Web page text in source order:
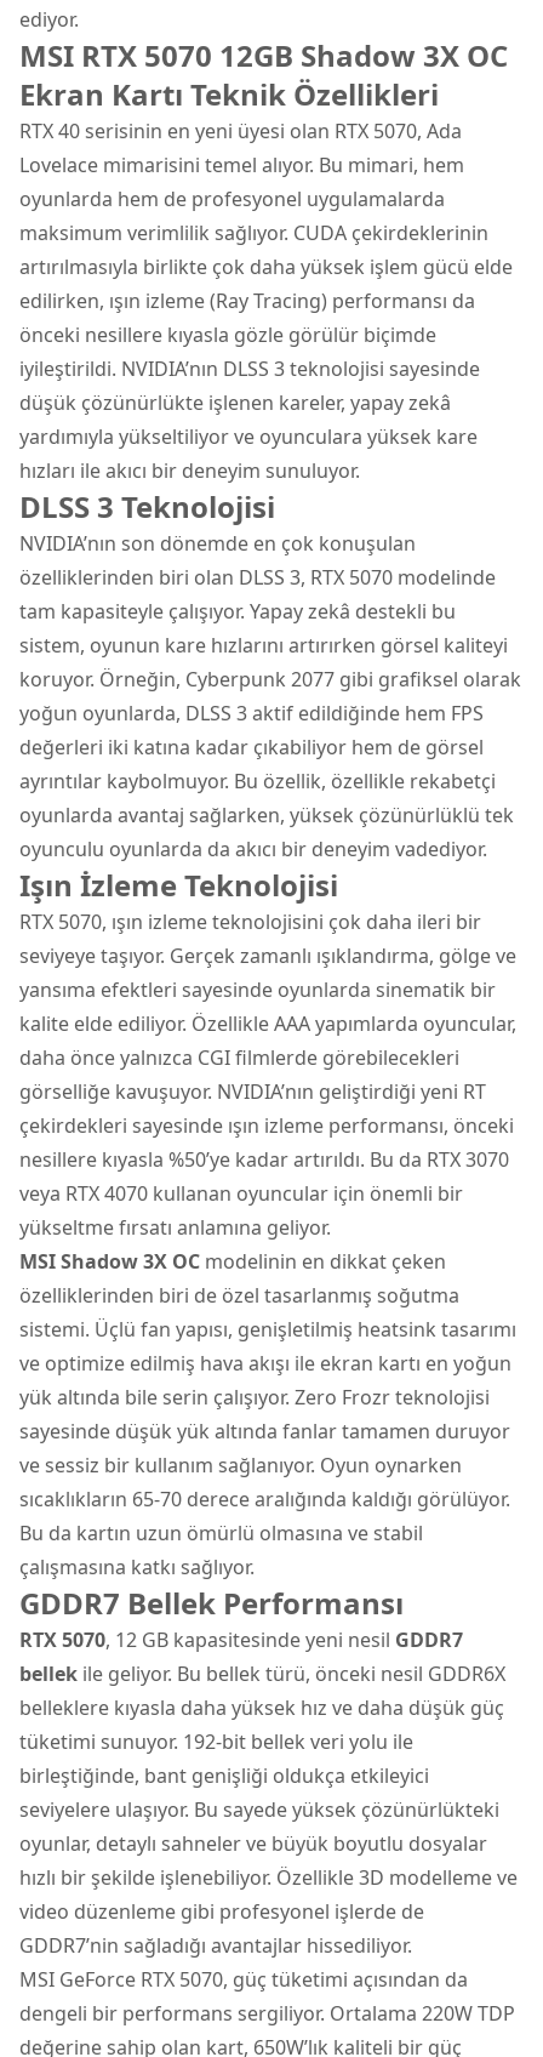
ediyor.
MSI RTX 5070 12GB Shadow 3X OC
Ekran Kartı Teknik Özellikleri
RTX 40 serisinin en yeni üyesi olan RTX 5070, Ada
Lovelace mimarisini temel alıyor. Bu mimari, hem
oyunlarda hem de profesyonel uygulamalarda
maksimum verimlilik sağlıyor. CUDA çekirdeklerinin
artırılmasıyla birlikte çok daha yüksek işlem gücü elde
edilirken, ışın izleme (Ray Tracing) performansı da
önceki nesillere kıyasla gözle görülür biçimde
iyileştirildi. NVIDIA’nın DLSS 3 teknolojisi sayesinde
düşük çözünürlükte işlenen kareler, yapay zekâ
yardımıyla yükseltiliyor ve oyunculara yüksek kare
hızları ile akıcı bir deneyim sunuluyor.
DLSS 3 Teknolojisi
NVIDIA’nın son dönemde en çok konuşulan
özelliklerinden biri olan DLSS 3, RTX 5070 modelinde
tam kapasiteyle çalışıyor. Yapay zekâ destekli bu
sistem, oyunun kare hızlarını artırırken görsel kaliteyi
koruyor. Örneğin, Cyberpunk 2077 gibi grafiksel olarak
yoğun oyunlarda, DLSS 3 aktif edildiğinde hem FPS
değerleri iki katına kadar çıkabiliyor hem de görsel
ayrıntılar kaybolmuyor. Bu özellik, özellikle rekabetçi
oyunlarda avantaj sağlarken, yüksek çözünürlüklü tek
oyunculu oyunlarda da akıcı bir deneyim vadediyor.
Işın İzleme Teknolojisi
RTX 5070, ışın izleme teknolojisini çok daha ileri bir
seviyeye taşıyor. Gerçek zamanlı ışıklandırma, gölge ve
yansıma efektleri sayesinde oyunlarda sinematik bir
kalite elde ediliyor. Özellikle AAA yapımlarda oyuncular,
daha önce yalnızca CGI filmlerde görebilecekleri
görselliğe kavuşuyor. NVIDIA’nın geliştirdiği yeni RT
çekirdekleri sayesinde ışın izleme performansı, önceki
nesillere kıyasla %50’ye kadar artırıldı. Bu da RTX 3070
veya RTX 4070 kullanan oyuncular için önemli bir
yükseltme fırsatı anlamına geliyor.
MSI Shadow 3X OC modelinin en dikkat çeken
özelliklerinden biri de özel tasarlanmış soğutma
sistemi. Üçlü fan yapısı, genişletilmiş heatsink tasarımı
ve optimize edilmiş hava akışı ile ekran kartı en yoğun
yük altında bile serin çalışıyor. Zero Frozr teknolojisi
sayesinde düşük yük altında fanlar tamamen duruyor
ve sessiz bir kullanım sağlanıyor. Oyun oynarken
sıcaklıkların 65-70 derece aralığında kaldığı görülüyor.
Bu da kartın uzun ömürlü olmasına ve stabil
çalışmasına katkı sağlıyor.
GDDR7 Bellek Performansı
RTX 5070, 12 GB kapasitesinde yeni nesil GDDR7
bellek ile geliyor. Bu bellek türü, önceki nesil GDDR6X
belleklere kıyasla daha yüksek hız ve daha düşük güç
tüketimi sunuyor. 192-bit bellek veri yolu ile
birleştiğinde, bant genişliği oldukça etkileyici
seviyelere ulaşıyor. Bu sayede yüksek çözünürlükteki
oyunlar, detaylı sahneler ve büyük boyutlu dosyalar
hızlı bir şekilde işlenebiliyor. Özellikle 3D modelleme ve
video düzenleme gibi profesyonel işlerde de
GDDR7’nin sağladığı avantajlar hissediliyor.
MSI GeForce RTX 5070, güç tüketimi açısından da
dengeli bir performans sergiliyor. Ortalama 220W TDP
değerine sahip olan kart, 650W’lık kaliteli bir güç